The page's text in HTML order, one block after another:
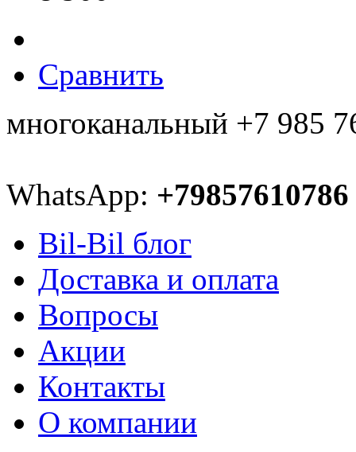
Сравнить
многоканальный +7 985
WhatsApp: +79857610786
Bil-Bil блог
Доставка и оплата
Вопросы
Акции
Контакты
О компании